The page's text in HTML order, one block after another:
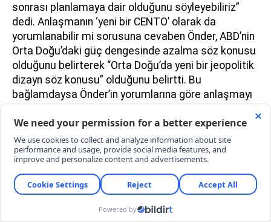
sonrası planlamaya dair olduğunu söyleyebiliriz”
dedi. Anlaşmanın ‘yeni bir CENTO’ olarak da
yorumlanabilir mi sorusuna cevaben Önder, ABD’nin
Orta Doğu’daki güç dengesinde azalma söz konusu
olduğunu belirterek “Orta Doğu’da yeni bir jeopolitik
dizayn söz konusu” olduğunu belirtti. Bu
bağlamdaysa Önder’in yorumlarına göre anlaşmayı
ÖMRÜ 4 YIL OLAN İKİNCİ CENTO MU?
CENTO (Central Treaty Organization; Merkezi
Antlaşma Teşkilatı; önceki adı ile Bağdat Paktı
(1955-1959), Türkiye, İran, Irak, Pakistan ve Birleşik
Krallık arasında, Sovyetler Birliği’nin Ortadoğu’da